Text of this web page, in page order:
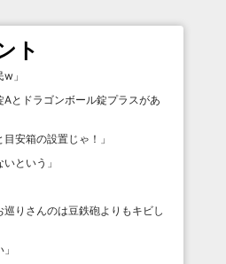
ト
w 」
Aとドラゴンボール錠プラスがあ
安箱の設置じゃ！ 」
という 」
巡りさんのは豆鉄砲よりもキビし
」